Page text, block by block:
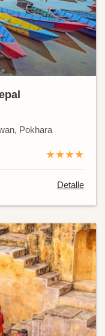
Pokhara
★★★★
Detalle